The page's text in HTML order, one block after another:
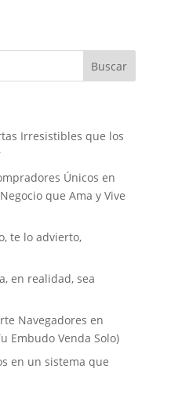
Irresistibles que los
Únicos en
que Ama y Vive
te lo advierto,
en realidad, sea
Navegadores en
Embudo Venda Solo)
en un sistema que